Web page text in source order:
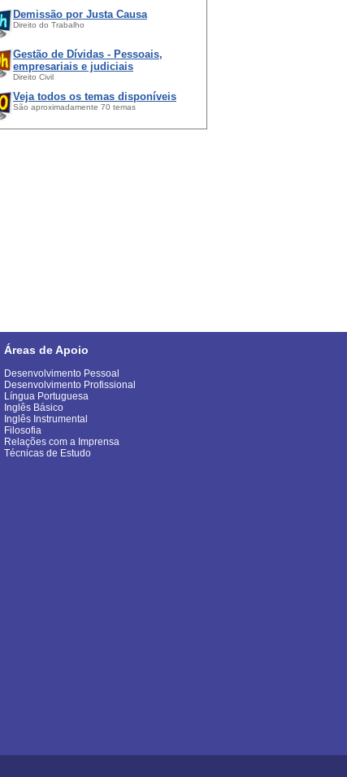
Demissão por Justa Causa
Direito do Trabalho
Gestão de Dívidas - Pessoais,
empresariais e judiciais
Direito Civil
Veja todos os temas disponíveis
São aproximadamente 70 temas
Áreas de Apoio
Desenvolvimento Pessoal
Desenvolvimento Profissional
Língua Portuguesa
Inglês Básico
Inglês Instrumental
Filosofia
Relações com a Imprensa
Técnicas de Estudo